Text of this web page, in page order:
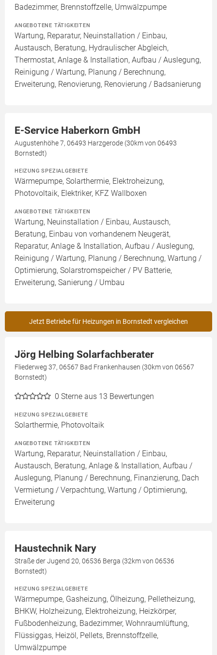
Badezimmer, Brennstoffzelle, Umwälzpumpe
ANGEBOTENE TÄTIGKEITEN
Wartung, Reparatur, Neuinstallation / Einbau,
Austausch, Beratung, Hydraulischer Abgleich,
Thermostat, Anlage & Installation, Aufbau / Auslegung,
Reinigung / Wartung, Planung / Berechnung,
Erweiterung, Renovierung, Renovierung / Badsanierung
E-Service Haberkorn GmbH
Augustenhöhe 7, 06493 Harzgerode (30km von 06493
Bornstedt)
HEIZUNG SPEZIALGEBIETE
Wärmepumpe, Solarthermie, Elektroheizung,
Photovoltaik, Elektriker, KFZ Wallboxen
ANGEBOTENE TÄTIGKEITEN
Wartung, Neuinstallation / Einbau, Austausch,
Beratung, Einbau von vorhandenem Neugerät,
Reparatur, Anlage & Installation, Aufbau / Auslegung,
Reinigung / Wartung, Planung / Berechnung, Wartung /
Optimierung, Solarstromspeicher / PV Batterie,
Erweiterung, Sanierung / Umbau
Jetzt Betriebe für Heizungen in Bornstedt vergleichen
Jörg Helbing Solarfachberater
Fliederweg 37, 06567 Bad Frankenhausen (30km von 06567
Bornstedt)
0 Sterne aus 13 Bewertungen
HEIZUNG SPEZIALGEBIETE
Solarthermie, Photovoltaik
ANGEBOTENE TÄTIGKEITEN
Wartung, Reparatur, Neuinstallation / Einbau,
Austausch, Beratung, Anlage & Installation, Aufbau /
Auslegung, Planung / Berechnung, Finanzierung, Dach
Vermietung / Verpachtung, Wartung / Optimierung,
Erweiterung
Haustechnik Nary
Straße der Jugend 20, 06536 Berga (32km von 06536
Bornstedt)
HEIZUNG SPEZIALGEBIETE
Wärmepumpe, Gasheizung, Ölheizung, Pelletheizung,
BHKW, Holzheizung, Elektroheizung, Heizkörper,
Fußbodenheizung, Badezimmer, Wohnraumlüftung,
Flüssiggas, Heizöl, Pellets, Brennstoffzelle,
Umwälzpumpe